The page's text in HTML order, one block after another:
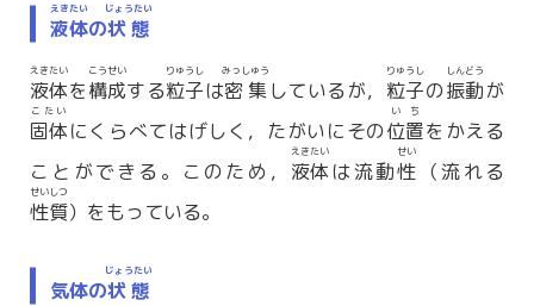
液体
えきたい
の状態
じょうたい
液体
えきたい
を構成
こうせい
する粒子
りゅうし
は密集
みっしゅう
しているが， 粒子
りゅうし
の振動
しんどう
が
固体
こたい
にくらべてはげしく，たがいにその位置
いち
をかえる
ことができる。このため， 液体
えきたい
は流動性
せい
（流れる
性質
せいしつ
）をもっている。
気体の状態
じょうたい